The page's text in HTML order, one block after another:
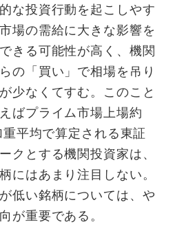
な投資行動を起こしやす
場の需給に大きな影響を
きる可能性が高く、機関
の「買い」で相場を吊り
少なくてすむ。このこと
ばプライム市場上場約
平均で算定される東証
クとする機関投資家は、
にはあまり注目しない。
低い銘柄については、や
が重要である。